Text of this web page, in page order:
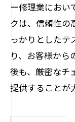
ー修理業におい
クは、信頼性の
っかりとしたテ
り、お客様から
後も、厳密なチ
提供することが